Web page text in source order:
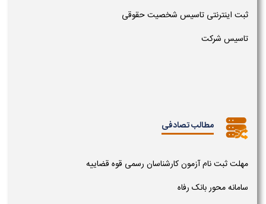
ثبت اینترنتی تاسیس شخصیت حقوقی
تاسیس شرکت
مطالب تصادفی
مهلت ثبت نام آزمون کارشناسان رسمی قوه قضاییه
سامانه محور بانک رفاه